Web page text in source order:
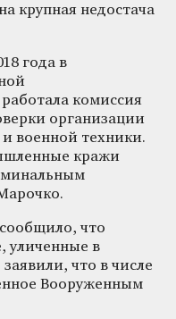
крупная недостача
года в
комиссия
организации
военной техники.
кражи
что
уличенные в
что в числе
Вооруженным